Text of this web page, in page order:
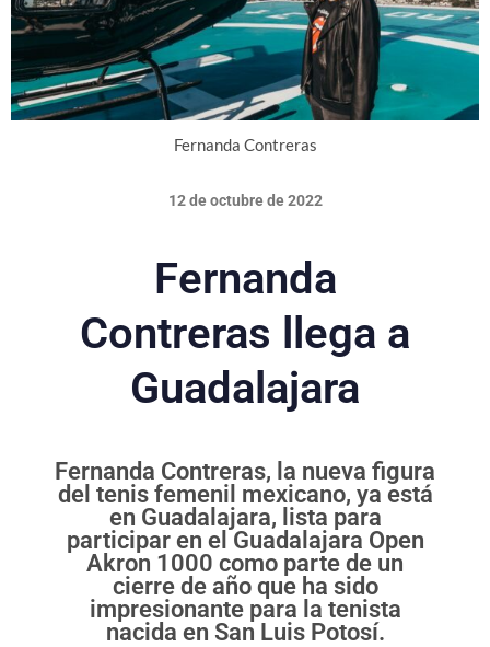
Fernanda Contreras
12 de octubre de 2022
Fernanda
Contreras llega a
Guadalajara
Fernanda Contreras, la nueva figura
del tenis femenil mexicano, ya está
en Guadalajara, lista para
participar en el Guadalajara Open
Akron 1000 como parte de un
cierre de año que ha sido
impresionante para la tenista
nacida en San Luis Potosí.